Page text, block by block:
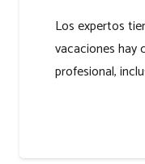
Los expertos
vacaciones hay
profesional,